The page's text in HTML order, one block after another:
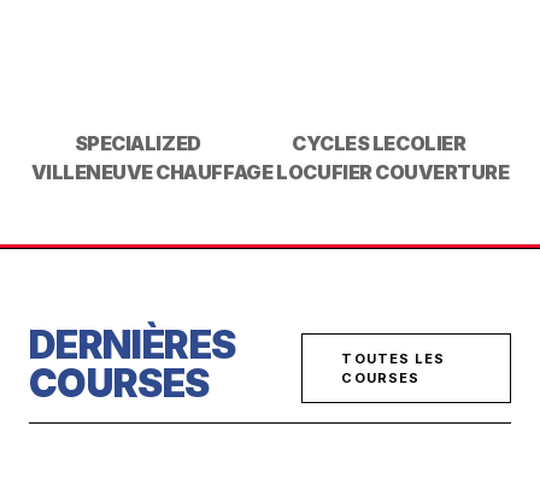
SPECIALIZED
CYCLES LECOLIER
VILLENEUVE CHAUFFAGELOCUFIER COUVERTURE
DERNIÈRES
COURSES
TOUTES LES
COURSES